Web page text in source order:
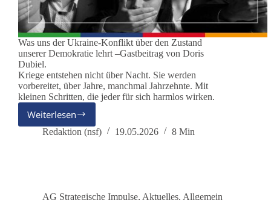
Was uns der Ukraine-Konflikt über den Zustand
unserer Demokratie lehrt –Gastbeitrag von Doris
Dubiel.
Kriege entstehen nicht über Nacht. Sie werden
vorbereitet, über Jahre, manchmal Jahrzehnte. Mit
kleinen Schritten, die jeder für sich harmlos wirken.
Weiterlesen
Wer
schweigt,
gemacht
Redaktion (nsf) 19.05.2026 8 Min
AG Strategische Impulse, Aktuelles, Allgemein